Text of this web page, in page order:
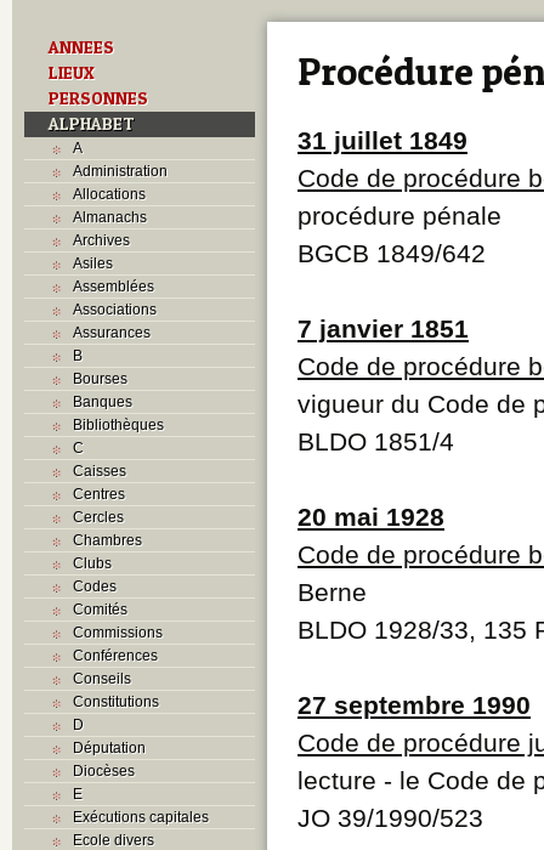
ANNEES
LIEUX
PERSONNES
ALPHABET
A
Administration
Allocations
Almanachs
Archives
Asiles
Assemblées
Associations
Assurances
B
Bourses
Banques
Bibliothèques
C
Caisses
Centres
Cercles
Chambres
Clubs
Codes
Comités
Commissions
Conférences
Conseils
Constitutions
D
Députation
Diocèses
E
Exécutions capitales
Ecole divers
Procédure
31 juillet 1849
Code de procédure
procédure pénale
BGCB 1849/642
7 janvier 1851
Code de procédure
vigueur du Code de
BLDO 1851/4
20 mai 1928
Code de procédure
Berne
BLDO 1928/33, 135
27 septembre 1990
Code de procédure
lecture - le Code de
JO 39/1990/523